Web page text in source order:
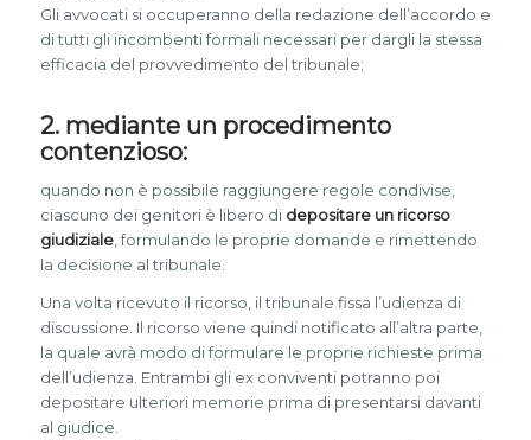
Gli avvocati si occuperanno della redazione dell’accordo e
di tutti gli incombenti formali necessari per dargli la stessa
efficacia del provvedimento del tribunale;
2. mediante un procedimento
contenzioso:
quando non è possibile raggiungere regole condivise,
ciascuno dei genitori è libero didepositare un ricorso
giudiziale, formulando le proprie domande e rimettendo
la decisione al tribunale.
Una volta ricevuto il ricorso, il tribunale fissa l’udienza di
discussione. Il ricorso viene quindi notificato all’altra parte,
la quale avrà modo di formulare le proprie richieste prima
dell’udienza. Entrambi gli ex conviventi potranno poi
depositare ulteriori memorie prima di presentarsi davanti
al giudice.